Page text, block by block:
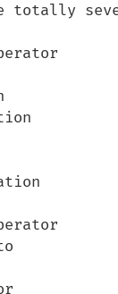
totally